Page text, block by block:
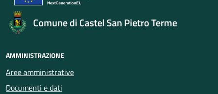
Comune di Castel San Pietro Terme
AMMINISTRAZIONE
Aree amministrative
Documenti e dati